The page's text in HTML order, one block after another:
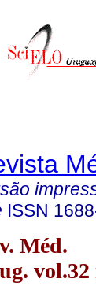
ISSN
Méd.
vol.32